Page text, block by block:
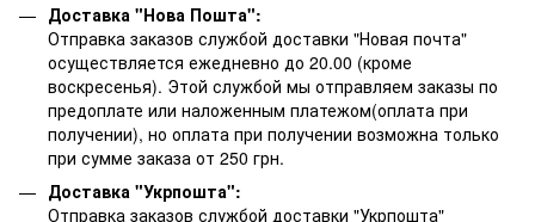
Доставка "Нова Пошта":
Отправка заказов службой доставки "Новая почта"
осуществляется ежедневно до 20.00 (кроме
воскресенья). Этой службой мы отправляем заказы по
предоплате или наложенным платежом(оплата при
получении), но оплата при получении возможна только
при сумме заказа от 250 грн.
Доставка "Укрпошта":
Отправка заказов службой доставки "Укрпошта"